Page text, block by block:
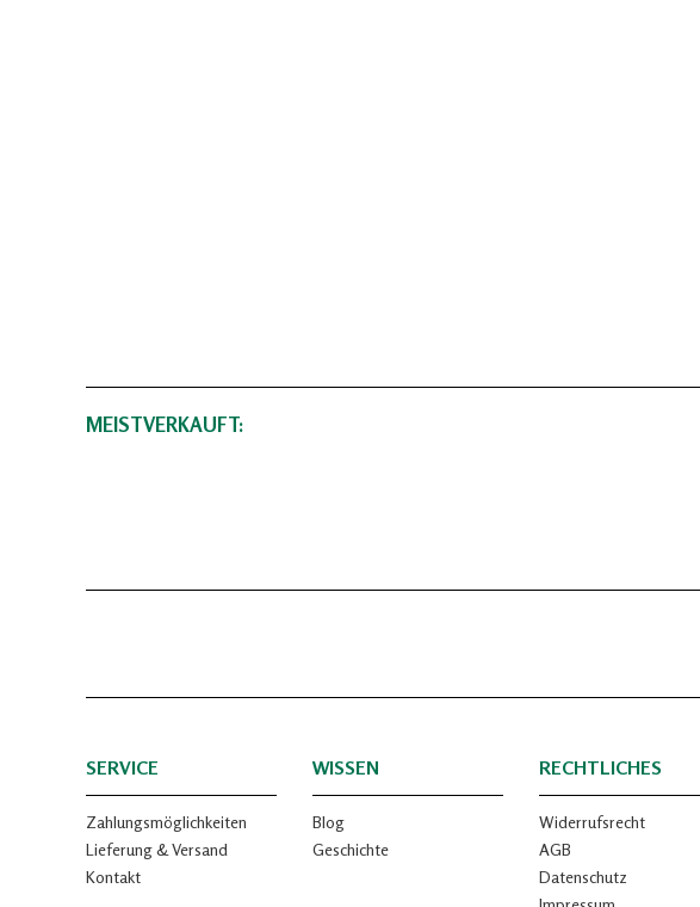
MEISTVERKAUFT:
SERVICE
Zahlungsmöglichkeiten
Lieferung & Versand
Kontakt
WISSEN
Blog
Geschichte
RECHTLICHES
Widerrufsrecht
AGB
Datenschutz